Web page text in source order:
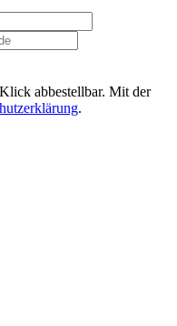
abbestellbar. Mit der
.